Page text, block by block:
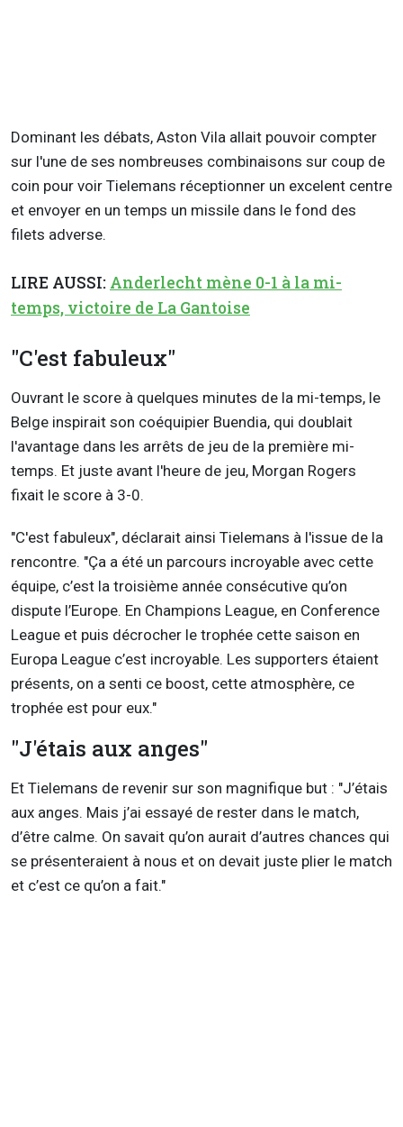
Dominant les débats, Aston Vila allait pouvoir compter
sur l'une de ses nombreuses combinaisons sur coup de
coin pour voir Tielemans réceptionner un excelent centre
et envoyer en un temps un missile dans le fond des
filets adverse.
LIRE AUSSI: Anderlecht mène 0-1 à la mi-
temps, victoire de La Gantoise
"C'est fabuleux"
Ouvrant le score à quelques minutes de la mi-temps, le
Belge inspirait son coéquipier Buendia, qui doublait
l'avantage dans les arrêts de jeu de la première mi-
temps. Et juste avant l'heure de jeu, Morgan Rogers
fixait le score à 3-0.
"C'est fabuleux", déclarait ainsi Tielemans à l'issue de la
rencontre. "Ça a été un parcours incroyable avec cette
équipe, c’est la troisième année consécutive qu’on
dispute l’Europe. En Champions League, en Conference
League et puis décrocher le trophée cette saison en
Europa League c’est incroyable. Les supporters étaient
présents, on a senti ce boost, cette atmosphère, ce
trophée est pour eux."
"J'étais aux anges"
Et Tielemans de revenir sur son magnifique but : "J’étais
aux anges. Mais j’ai essayé de rester dans le match,
d’être calme. On savait qu’on aurait d’autres chances qui
se présenteraient à nous et on devait juste plier le match
et c’est ce qu’on a fait."